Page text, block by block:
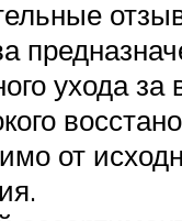
ухода
от